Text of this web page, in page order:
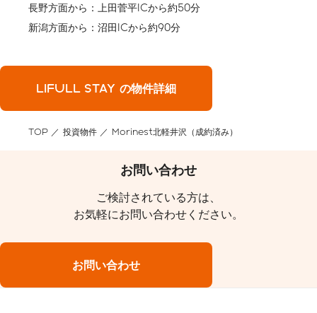
長野方面から：上田菅平ICから約50分
新潟方面から：沼田ICから約90分
LIFULL STAY の物件詳細
TOP 投資物件 Morinest北軽井沢（成約済み）
お問い合わせ
ご検討されている方は、
お気軽にお問い合わせください。
お問い合わせ